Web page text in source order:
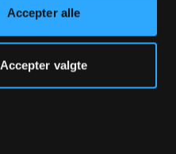
Accepter alle
Accepter valgte